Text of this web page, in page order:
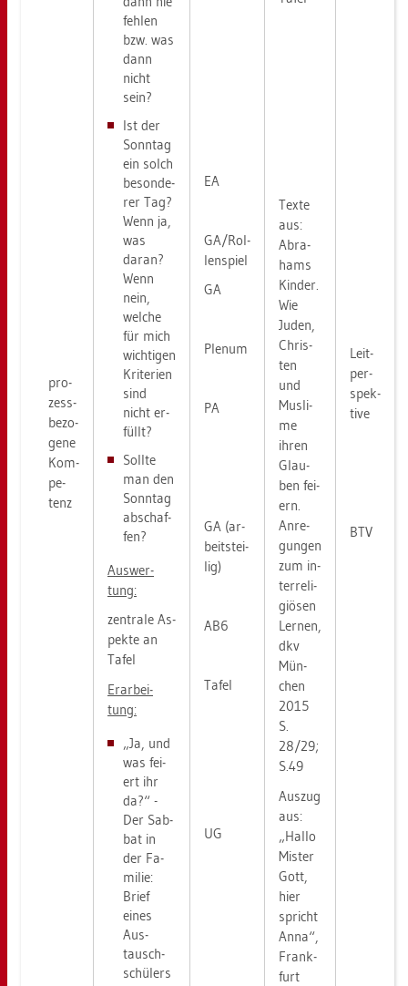
pro­
zess­
be­zo­
ge­ne
Kom­
pe­
tenz
Leit­
per­
spek­
ti­ve
BTV
feh­len
bzw. was
dann
nicht
sein?
Ist der
Sonn­tag
ein solch
be­son­de­
rer Tag?
Wenn ja,
was
daran?
Wenn
nein,
wel­che
für mich
wich­ti­gen
Kri­te­ri­en
sind
nicht er­
füllt?
Soll­te
man den
Sonn­tag
ab­schaf­
fen?
Aus­wer­
tung:
zen­tra­le As­
pek­te an
Tafel
Er­ar­bei­
tung:
„Ja, und
was fei­
ert ihr
da?“ -
Der Sab­
bat in
der Fa­
mi­lie:
Brief
eines
Aus­
tausch­
schü­lers
EA
GA/Rol­
len­spiel
GA
Ple­num
PA
GA (ar­
beits­tei­
lig)
AB6
Tafel
UG
Texte
aus:
Abra­
hams
Kin­der.
Wie
Juden,
Chris­
ten
und
Mus­li­
me
ihren
Glau­
ben fei­
ern.
An­re­
gun­gen
zum in­
ter­re­li­
giö­sen
Ler­nen,
dkv
Mün­
chen
2015
S.
28/29;
S.49
Aus­zug
aus:
„Hallo
Mis­ter
Gott,
hier
spricht
Anna“,
Frank­
furt